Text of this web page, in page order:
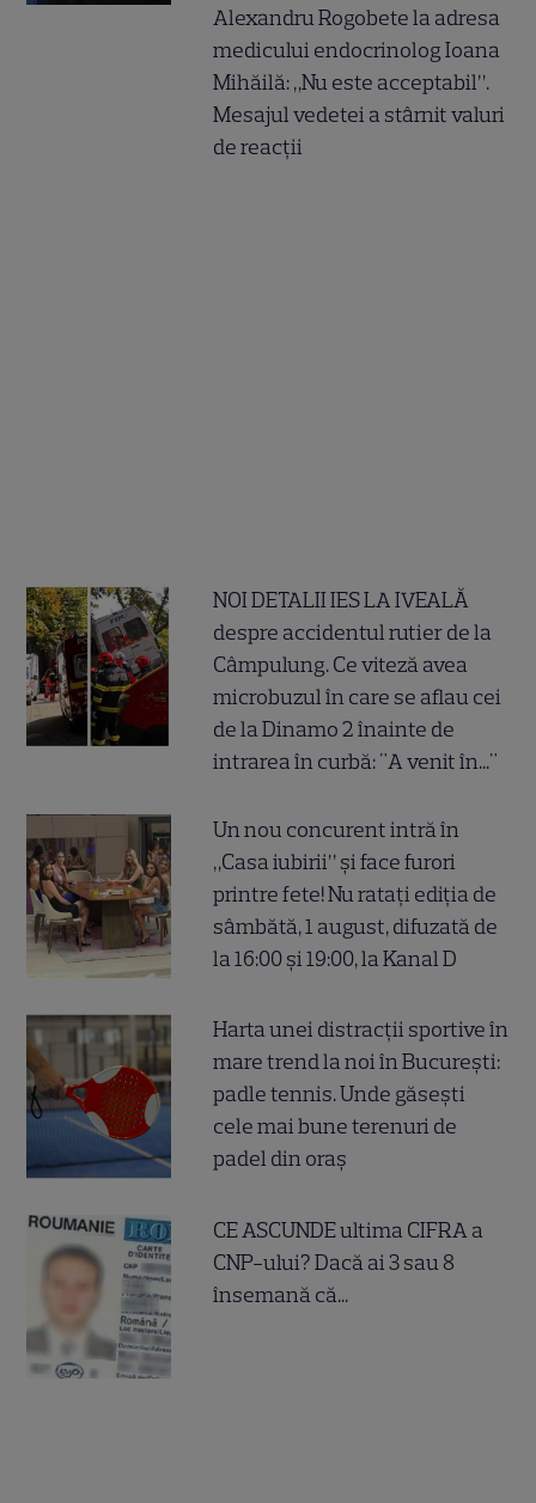
Alexandru Rogobete la adresa
medicului endocrinolog Ioana
Mihăilă: „Nu este acceptabil”.
Mesajul vedetei a stârnit valuri
de reacții
NOI DETALII IES LA IVEALĂ
despre accidentul rutier de la
Câmpulung. Ce viteză avea
microbuzul în care se aflau cei
de la Dinamo 2 înainte de
intrarea în curbă: "A venit în..."
Un nou concurent intră în
„Casa iubirii” și face furori
printre fete! Nu ratați ediția de
sâmbătă, 1 august, difuzată de
la 16:00 și 19:00, la Kanal D
Harta unei distracții sportive în
mare trend la noi în București:
padle tennis. Unde găsești
cele mai bune terenuri de
padel din oraș
CE ASCUNDE ultima CIFRA a
CNP-ului? Dacă ai 3 sau 8
însemană că...